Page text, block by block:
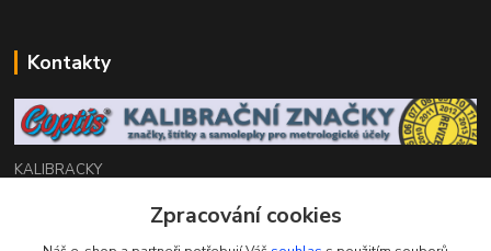
Kontakty
KALIBRACKY
Zákaznická podpora eshop
+420 770 666 450
Zpracování cookies